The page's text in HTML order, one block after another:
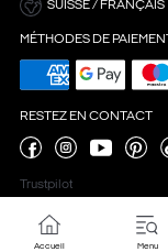
SUISSE / FRANÇAIS
MÉTHODES DE PAIEMENT
RESTEZ EN CONTACT
Trustpilot
Accueil Menu